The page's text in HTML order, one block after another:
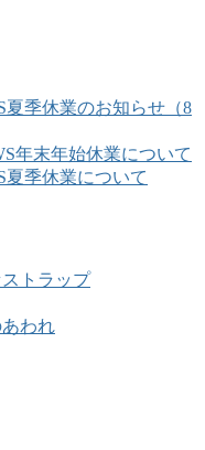
夏季休業のお知らせ（8
年末年始休業について
夏季休業について
トラップ
われ